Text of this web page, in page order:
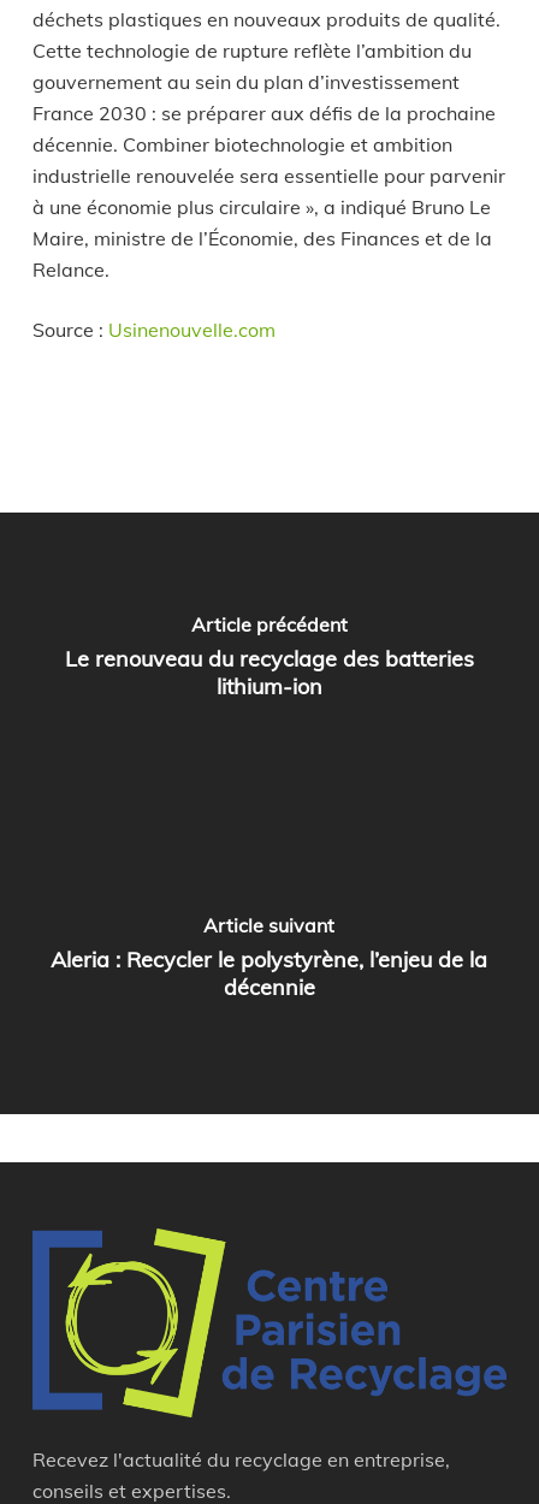
déchets plastiques en nouveaux produits de qualité.
Cette technologie de rupture reflète l’ambition du
gouvernement au sein du plan d’investissement
France 2030 : se préparer aux défis de la prochaine
décennie. Combiner biotechnologie et ambition
industrielle renouvelée sera essentielle pour parvenir
à une économie plus circulaire », a indiqué Bruno Le
Maire, ministre de l’Économie, des Finances et de la
Relance.
Source : Usinenouvelle.com
Article précédent
Le renouveau du recyclage des batteries
lithium-ion
Article suivant
Aleria : Recycler le polystyrène, l’enjeu de la
décennie
Recevez l'actualité du recyclage en entreprise,
conseils et expertises.